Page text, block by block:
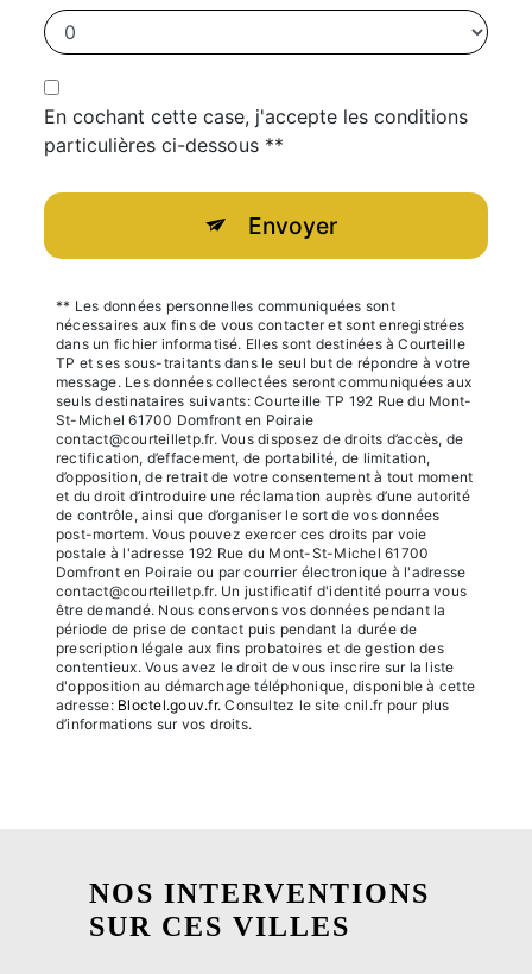
En cochant cette case, j'accepte les conditions
particulières ci-dessous **
Envoyer
** Les données personnelles communiquées sont
nécessaires aux fins de vous contacter et sont enregistrées
dans un fichier informatisé. Elles sont destinées à Courteille
TP et ses sous-traitants dans le seul but de répondre à votre
message. Les données collectées seront communiquées aux
seuls destinataires suivants: Courteille TP 192 Rue du Mont-
St-Michel 61700 Domfront en Poiraie
contact@courteilletp.fr. Vous disposez de droits d’accès, de
rectification, d’effacement, de portabilité, de limitation,
d’opposition, de retrait de votre consentement à tout moment
et du droit d’introduire une réclamation auprès d’une autorité
de contrôle, ainsi que d’organiser le sort de vos données
post-mortem. Vous pouvez exercer ces droits par voie
postale à l'adresse 192 Rue du Mont-St-Michel 61700
Domfront en Poiraie ou par courrier électronique à l'adresse
contact@courteilletp.fr. Un justificatif d'identité pourra vous
être demandé. Nous conservons vos données pendant la
période de prise de contact puis pendant la durée de
prescription légale aux fins probatoires et de gestion des
contentieux. Vous avez le droit de vous inscrire sur la liste
d'opposition au démarchage téléphonique, disponible à cette
adresse: Bloctel.gouv.fr. Consultez le site cnil.fr pour plus
d’informations sur vos droits.
NOS INTERVENTIONS
SUR CES VILLES